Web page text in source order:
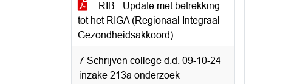
RIB - Update met betrekking
tot het RIGA (Regionaal Integraal
Gezondheidsakkoord)
7 Schrijven college d.d. 09-10-24
inzake 213a onderzoek